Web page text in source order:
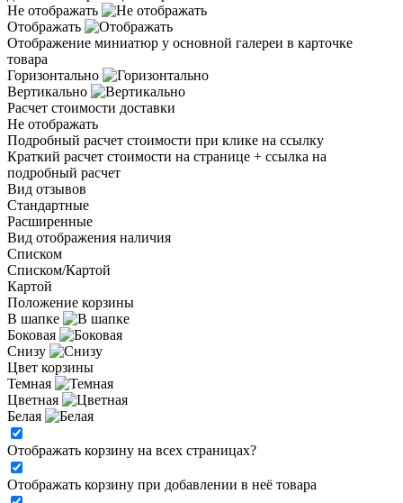
Не отображать
Отображать
Отображение миниатюр у основной галереи в карточке
товара
Горизонтально
Вертикально
Расчет стоимости доставки
Не отображать
Подробный расчет стоимости при клике на ссылку
Краткий расчет стоимости на странице + ссылка на
подробный расчет
Вид отзывов
Стандартные
Расширенные
Вид отображения наличия
Списком
Списком/Картой
Картой
Положение корзины
В шапке
Боковая
Снизу
Цвет корзины
Темная
Цветная
Белая
Отображать корзину на всех страницах?
Отображать корзину при добавлении в неё товара